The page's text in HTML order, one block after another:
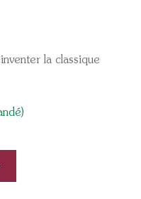
la classique